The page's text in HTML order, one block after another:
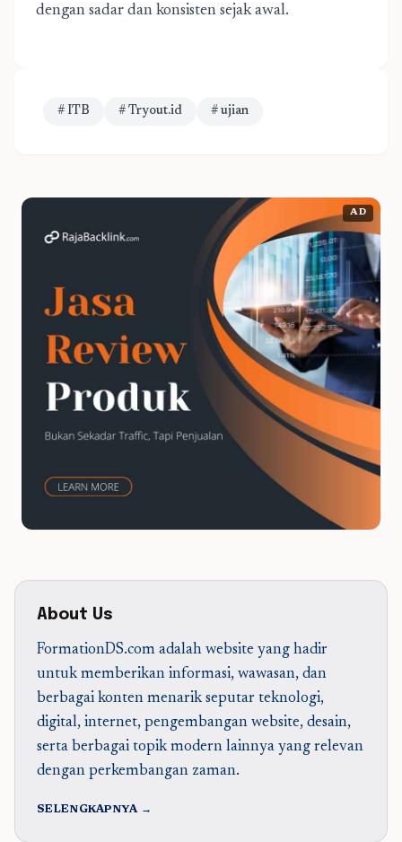
dengan sadar dan konsisten sejak awal.
# ITB # Tryout.id # ujian
AD
About Us
FormationDS.com adalah website yang hadir
untuk memberikan informasi, wawasan, dan
berbagai konten menarik seputar teknologi,
digital, internet, pengembangan website, desain,
serta berbagai topik modern lainnya yang relevan
dengan perkembangan zaman.
SELENGKAPNYA →